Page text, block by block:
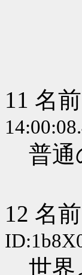
11 名前
普通
12 名前
世界